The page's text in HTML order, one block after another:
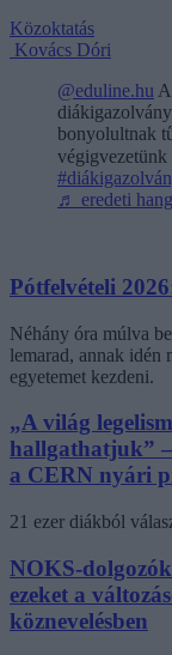
Közoktatás
Kovács Dóri
@eduline.hu
bonyolultnak
♬ eredeti
Pótfelvételi
Néhány óra múlva
lemarad, annak idén
egyetemet kezdeni.
„A világ
hallgathatjuk”
a CERN nyári
21 ezer diákból
NOKS-
ezeket a
köznevelésben